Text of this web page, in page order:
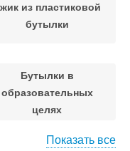
из пластиковой
бутылки
Бутылки в
образовательных
целях
Показать все